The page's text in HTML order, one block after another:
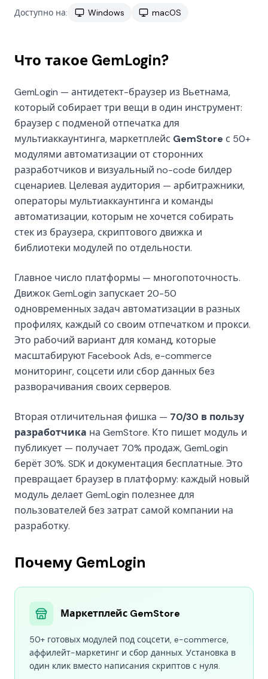
Доступно на: Windows macOS
Что такое GemLogin?
GemLogin — антидетект-браузер из Вьетнама,
который собирает три вещи в один инструмент:
браузер с подменой отпечатка для
мультиаккаунтинга, маркетплейс GemStore с 50+
модулями автоматизации от сторонних
разработчиков и визуальный no-code билдер
сценариев. Целевая аудитория — арбитражники,
операторы мультиаккаунтинга и команды
автоматизации, которым не хочется собирать
стек из браузера, скриптового движка и
библиотеки модулей по отдельности.
Главное число платформы — многопоточность.
Движок GemLogin запускает 20-50
одновременных задач автоматизации в разных
профилях, каждый со своим отпечатком и прокси.
Это рабочий вариант для команд, которые
масштабируют Facebook Ads, e-commerce
мониторинг, соцсети или сбор данных без
разворачивания своих серверов.
Вторая отличительная фишка — 70/30 в пользу
разработчика на GemStore. Кто пишет модуль и
публикует — получает 70% продаж, GemLogin
берёт 30%. SDK и документация бесплатные. Это
превращает браузер в платформу: каждый новый
модуль делает GemLogin полезнее для
пользователей без затрат самой компании на
разработку.
Почему GemLogin
Маркетплейс GemStore
50+ готовых модулей под соцсети, e-commerce,
аффилейт-маркетинг и сбор данных. Установка в
один клик вместо написания скриптов с нуля.